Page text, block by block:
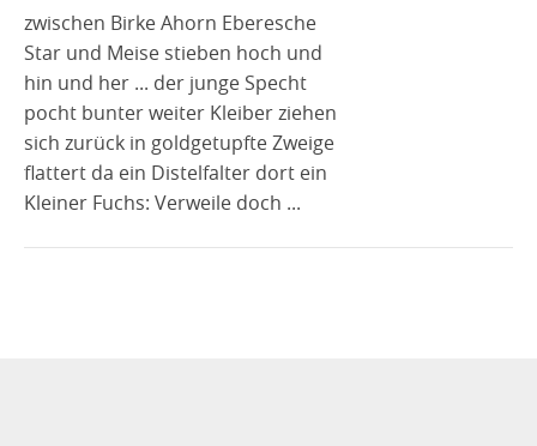
zwischen Birke Ahorn Eberesche
Star und Meise stieben hoch und
hin und her ... der junge Specht
pocht bunter weiter Kleiber ziehen
sich zurück in goldgetupfte Zweige
flattert da ein Distelfalter dort ein
Kleiner Fuchs: Verweile doch ...